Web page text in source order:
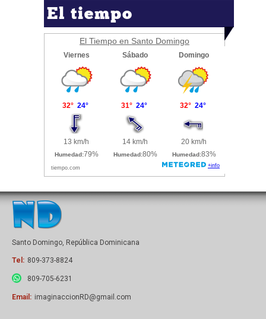
El tiempo
El Tiempo en Santo Domingo
Santo Domingo, República Dominicana
Tel: 809-373-8824
809-705-6231
Email: imaginaccionRD@gmail.com